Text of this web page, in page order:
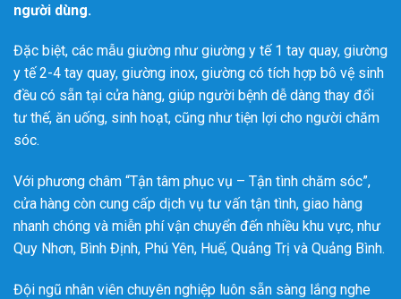
người dùng.
Đặc biệt, các mẫu giường như giường y tế 1 tay quay, giường
y tế 2-4 tay quay, giường inox, giường có tích hợp bô vệ sinh
đều có sẵn tại cửa hàng, giúp người bệnh dễ dàng thay đổi
tư thế, ăn uống, sinh hoạt, cũng như tiện lợi cho người chăm
sóc.
Với phương châm “Tận tâm phục vụ – Tận tình chăm sóc”,
cửa hàng còn cung cấp dịch vụ tư vấn tận tình, giao hàng
nhanh chóng và miễn phí vận chuyển đến nhiều khu vực, như
Quy Nhơn, Bình Định, Phú Yên, Huế, Quảng Trị và Quảng Bình.
Đội ngũ nhân viên chuyên nghiệp luôn sẵn sàng lắng nghe